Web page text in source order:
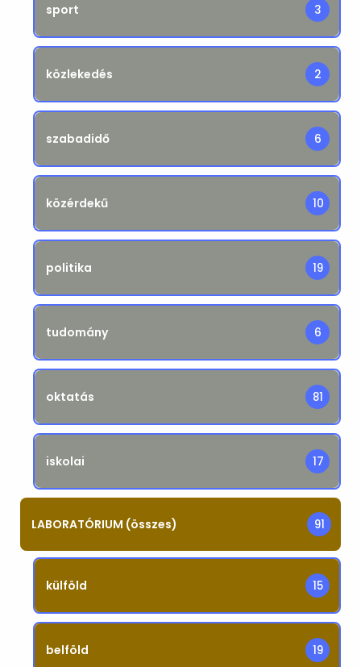
sport 3
közlekedés 2
szabadidő 6
közérdekű 10
politika 19
tudomány 6
oktatás 81
iskolai 17
LABORATÓRIUM (összes) 91
külföld 15
belföld 19